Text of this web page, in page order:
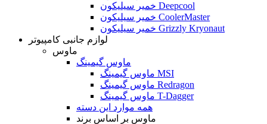
خمیر سیلیکون Deepcool
خمیر سیلیکون CoolerMaster
خمیر سیلیکون Grizzly Kryonaut
لوازم جانبی کامپیوتر
ماوس
ماوس گیمینگ
ماوس گیمینگ MSI
ماوس گیمینگ Redragon
ماوس گیمینگ T-Dagger
همه موارد این دسته
ماوس بر اساس برند